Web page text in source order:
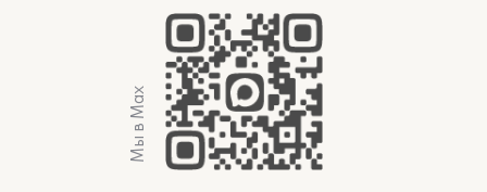
Мы в Max